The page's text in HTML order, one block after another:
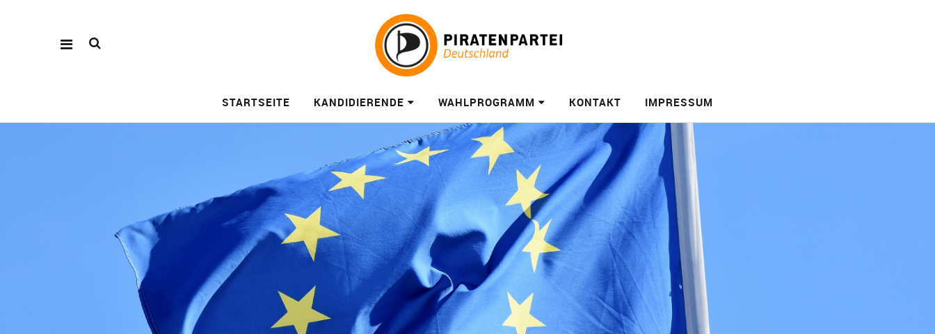
STARTSEITE KANDIDIERENDE WAHLPROGRAMM KONTAKT IMPRESSUM